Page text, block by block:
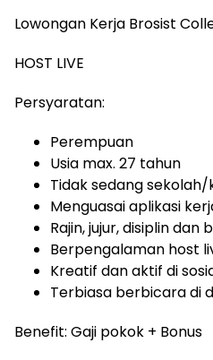
Lowongan Kerja Brosist
HOST LIVE
Persyaratan:
Perempuan
Usia max. 27 tahun
Tidak sedang sekolah/
Menguasai aplikasi
Rajin, jujur, disiplin
Berpengalaman host
Kreatif dan aktif di
Terbiasa berbicara di
Benefit: Gaji pokok + Bonus